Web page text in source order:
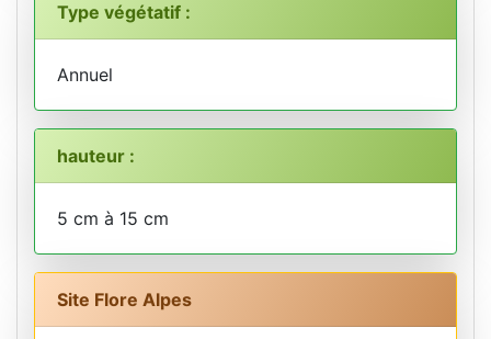
Type végétatif :
Annuel
hauteur :
5 cm à 15 cm
Site Flore Alpes